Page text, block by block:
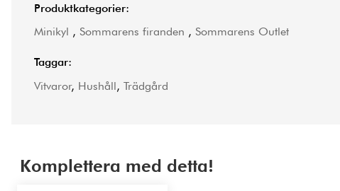
Produktkategorier:
Minikyl , Sommarens firanden , Sommarens Outlet
Taggar:
Vitvaror, Hushåll, Trädgård
Komplettera med detta!